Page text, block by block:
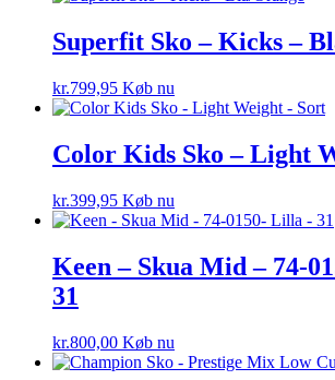
Superfit Sko – Kicks –
kr.799,95 Køb nu
Color Kids Sko – Light
kr.399,95 Køb nu
Keen – Skua Mid – 74-
31
kr.800,00 Køb nu